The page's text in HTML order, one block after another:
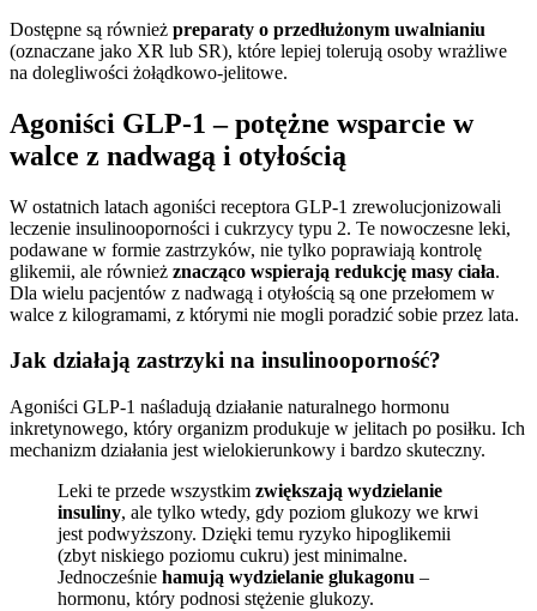
Dostępne są również preparaty o przedłużonym uwalnianiu
(oznaczane jako XR lub SR), które lepiej tolerują osoby wrażliwe
na dolegliwości żołądkowo-jelitowe.
Agoniści GLP-1 – potężne wsparcie w
walce z nadwagą i otyłością
W ostatnich latach agoniści receptora GLP-1 zrewolucjonizowali
leczenie insulinooporności i cukrzycy typu 2. Te nowoczesne leki,
podawane w formie zastrzyków, nie tylko poprawiają kontrolę
glikemii, ale również znacząco wspierają redukcję masy ciała.
Dla wielu pacjentów z nadwagą i otyłością są one przełomem w
walce z kilogramami, z którymi nie mogli poradzić sobie przez lata.
Jak działają zastrzyki na insulinooporność?
Agoniści GLP-1 naśladują działanie naturalnego hormonu
inkretynowego, który organizm produkuje w jelitach po posiłku. Ich
mechanizm działania jest wielokierunkowy i bardzo skuteczny.
Leki te przede wszystkim zwiększają wydzielanie
insuliny, ale tylko wtedy, gdy poziom glukozy we krwi
jest podwyższony. Dzięki temu ryzyko hipoglikemii
(zbyt niskiego poziomu cukru) jest minimalne.
Jednocześnie hamują wydzielanie glukagonu –
hormonu, który podnosi stężenie glukozy.